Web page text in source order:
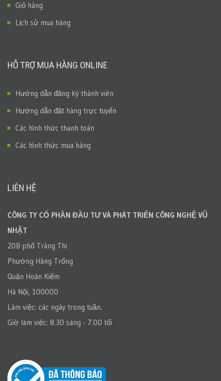
Giỏ hàng
Lịch sử mua hàng
HỖ TRỢ MUA HÀNG ONLINE
Hướng dẫn đăng ký thành viên
Hướng dẫn đặt hàng trực tuyến
Các hình thức thanh toán
Các hình thức mua hàng
LIÊN HỆ
CÔNG TY CỔ PHẦN ĐẦU TƯ VÀ PHÁT TRIỂN CÔNG NGHỆ VŨ
NHẬT
20B phố Tràng Thi
Phường Hàng Trống
Quận Hoàn Kiếm
Hà Nội, 100000
Làm việc: các ngày trong tuần.
Giờ làm việc: 8.30 sáng - 7.00 tối